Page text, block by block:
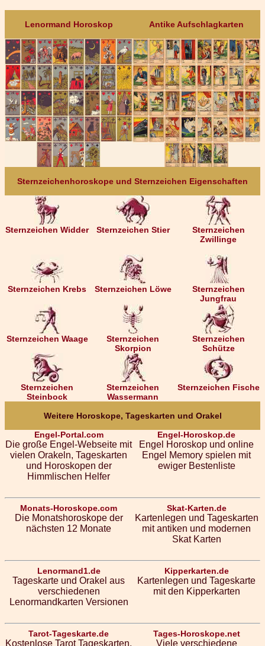
Lenormand Horoskop Antike Aufschlagkarten
Sternzeichenhoroskope und Sternzeichen Eigenschaften
Sternzeichen Widder Sternzeichen Stier
Sternzeichen
Zwillinge
Sternzeichen Krebs Sternzeichen Löwe
Sternzeichen
Jungfrau
Sternzeichen Waage
Sternzeichen
Skorpion
Sternzeichen
Schütze
Sternzeichen
Steinbock
Sternzeichen
Wassermann
Sternzeichen Fische
Weitere Horoskope, Tageskarten und Orakel
Engel-Portal.com
Die große Engel-Webseite mit
vielen Orakeln, Tageskarten
und Horoskopen der
Himmlischen Helfer
Engel-Horoskop.de
Engel Horoskop und online
Engel Memory spielen mit
ewiger Bestenliste
Monats-Horoskope.com
Die Monatshoroskope der
nächsten 12 Monate
Skat-Karten.de
Kartenlegen und Tageskarten
mit antiken und modernen
Skat Karten
Lenormand1.de
Tageskarte und Orakel aus
verschiedenen
Lenormandkarten Versionen
Kipperkarten.de
Kartenlegen und Tageskarte
mit den Kipperkarten
Tarot-Tageskarte.de
Kostenlose Tarot Tageskarten,
Tages-Horoskope.net
Viele verschiedene